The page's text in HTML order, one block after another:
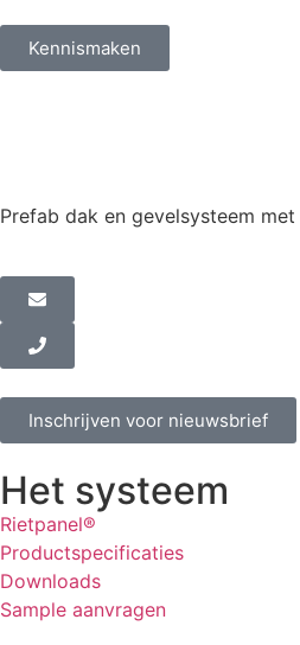
Kennismaken
Prefab dak en gevelsysteem met
Inschrijven voor nieuwsbrief
Het systeem
Rietpanel®
Productspecificaties
Downloads
Sample aanvragen